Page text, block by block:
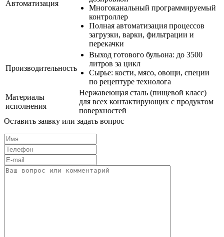
Автоматизация
Многоканальный программируемый
контроллер
Полная автоматизация процессов
загрузки, варки, фильтрации и
перекачки
Производительность
Выход готового бульона: до 3500
литров за цикл
Сырье: кости, мясо, овощи, специи
по рецептуре технолога
Материалы
исполнения
Нержавеющая сталь (пищевой класс)
для всех контактирующих с продуктом
поверхностей
Оставить заявку или задать вопрос